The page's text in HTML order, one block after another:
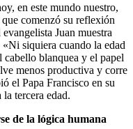
en este mundo nuestro,
comenzó su reflexión
Juan muestra
siquiera cuando la edad
cabello blanquea y el papel
menos productiva y corre
el Papa Francisco en su
tercera edad.
de la lógica humana